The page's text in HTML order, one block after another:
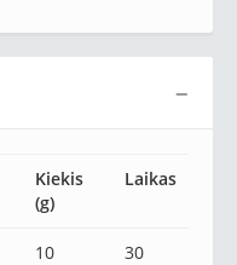
−
Kiekis
(g)
Laikas
10 30